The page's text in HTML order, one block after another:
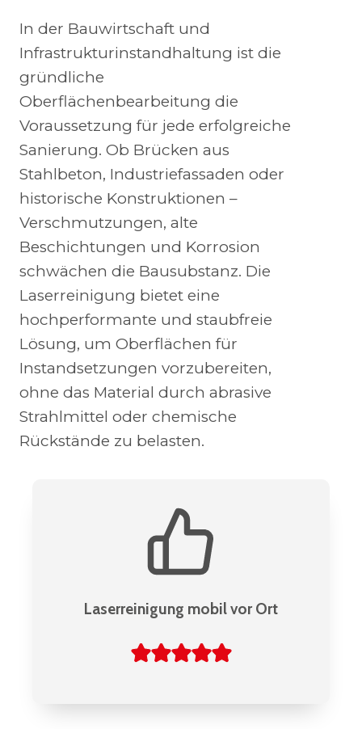
In der Bauwirtschaft und
Infrastrukturinstandhaltung ist die
gründliche
Oberflächenbearbeitung die
Voraussetzung für jede erfolgreiche
Sanierung. Ob Brücken aus
Stahlbeton, Industriefassaden oder
historische Konstruktionen –
Verschmutzungen, alte
Beschichtungen und Korrosion
schwächen die Bausubstanz. Die
Laserreinigung bietet eine
hochperformante und staubfreie
Lösung, um Oberflächen für
Instandsetzungen vorzubereiten,
ohne das Material durch abrasive
Strahlmittel oder chemische
Rückstände zu belasten.
Laserreinigung mobil vor Ort